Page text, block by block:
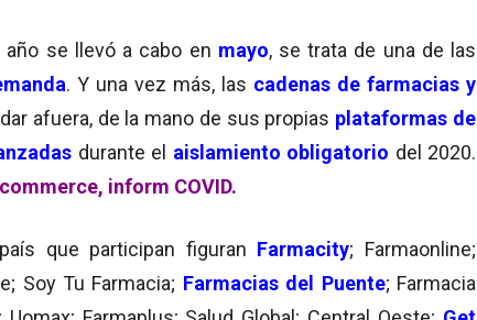
año se llevó a cabo en mayo, se trata de una de las
. Y una vez más, las cadenas de farmacias y
afuera, de la mano de sus propias plataformas de
durante el aislamiento obligatorio del 2020.
inform COVID.
que participan figuran Farmacity; Farmaonline;
Soy Tu Farmacia; Farmacias del Puente; Farmacia